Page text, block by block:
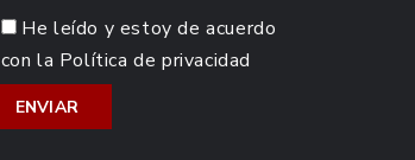
He leído y estoy de acuerdo
con la Política de privacidad